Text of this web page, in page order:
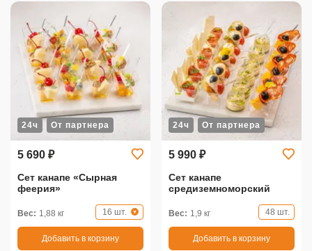
24ч От партнера
5 690 ₽
Сет канапе «Сырная
феерия»
Вес: 1,88 кг 16 шт.
Добавить в корзину
24ч От партнера
5 990 ₽
Сет канапе
средиземноморский
Вес: 1,9 кг 48 шт.
Добавить в корзину